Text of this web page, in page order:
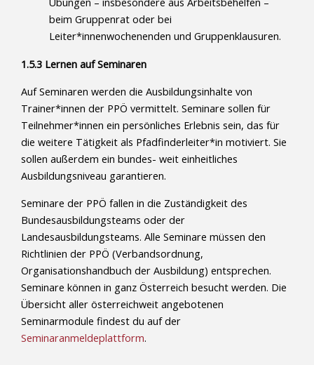
Übungen – insbesondere aus Arbeitsbehelfen –
beim Gruppenrat oder bei
Leiter*innenwochenenden und Gruppenklausuren.
1.5.3 Lernen auf Seminaren
Auf Seminaren werden die Ausbildungsinhalte von
Trainer*innen der PPÖ vermittelt. Seminare sollen für
Teilnehmer*innen ein persönliches Erlebnis sein, das für
die weitere Tätigkeit als Pfadfinderleiter*in motiviert. Sie
sollen außerdem ein bundes- weit einheitliches
Ausbildungsniveau garantieren.
Seminare der PPÖ fallen in die Zuständigkeit des
Bundesausbildungsteams oder der
Landesausbildungsteams. Alle Seminare müssen den
Richtlinien der PPÖ (Verbandsordnung,
Organisationshandbuch der Ausbildung) entsprechen.
Seminare können in ganz Österreich besucht werden. Die
Übersicht aller österreichweit angebotenen
Seminarmodule findest du auf der
Seminaranmeldeplattform.